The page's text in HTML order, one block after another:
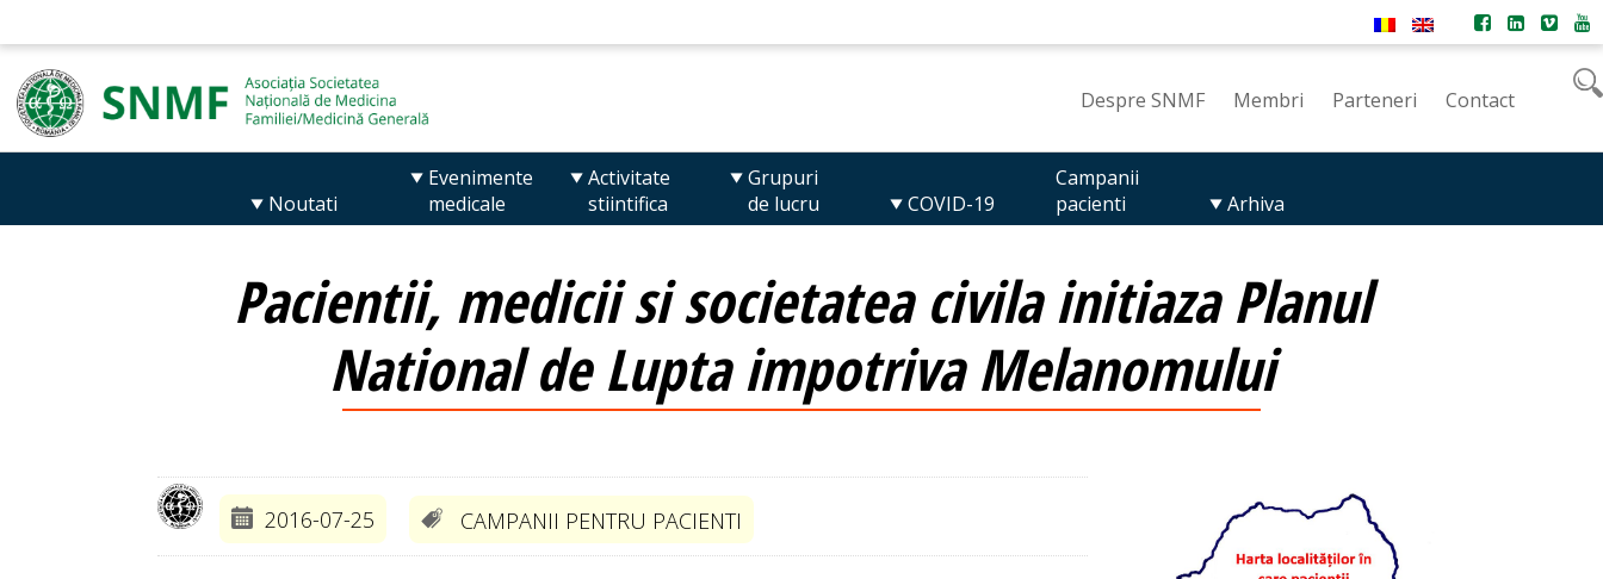
Despre SNMF Membri Parteneri Contact
Noutati
Evenimente
medicale
Activitate
stiintifica
Grupuri
de lucru
COVID-19
Campanii
pacienti
Arhiva
Pacientii, medicii si societatea civila initiaza Planul
National de Lupta impotriva Melanomului
2016-07-25 CAMPANII PENTRU PACIENTI